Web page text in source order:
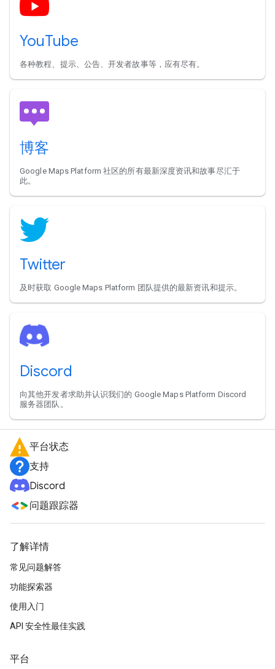
YouTube
各种教程、提示、公告、开发者故事等，应有尽有。
博客
Google Maps Platform 社区的所有最新深度资讯和故事尽汇于
此。
Twitter
及时获取 Google Maps Platform 团队提供的最新资讯和提示。
Discord
向其他开发者求助并认识我们的 Google Maps Platform Discord
服务器团队。
平台状态
支持
Discord
问题跟踪器
了解详情
常见问题解答
功能探索器
使用入门
API 安全性最佳实践
平台